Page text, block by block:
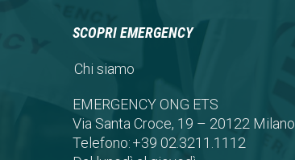
SCOPRI EMERGENCY
Chi siamo
EMERGENCY ONG ETS
Via Santa Croce, 19 – 20122 Milano
Telefono:+39 02.3211.1112